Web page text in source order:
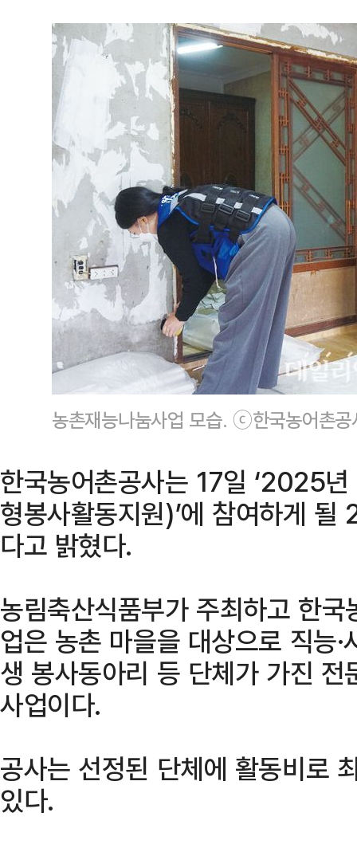
농촌재능나눔사업 모습. ⓒ한국농어촌공
한국농어촌공사는 17일 ‘2025
형봉사활동지원)’에 참여하게
다고 밝혔다.
농림축산식품부가 주최하고 한
업은 농촌 마을을 대상으로 직능
생 봉사동아리 등 단체가 가진
사업이다.
공사는 선정된 단체에 활동비로
있다.